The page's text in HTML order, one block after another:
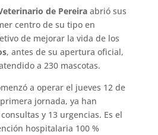
de Pereiraabrió sus
centro de su tipo en
de mejorar la vida de los
, antes de su apertura oficial,
a 230 mascotas.
a operar el jueves 12 de
jornada, ya han
y 13 urgencias. Es el
hospitalaria 100 %